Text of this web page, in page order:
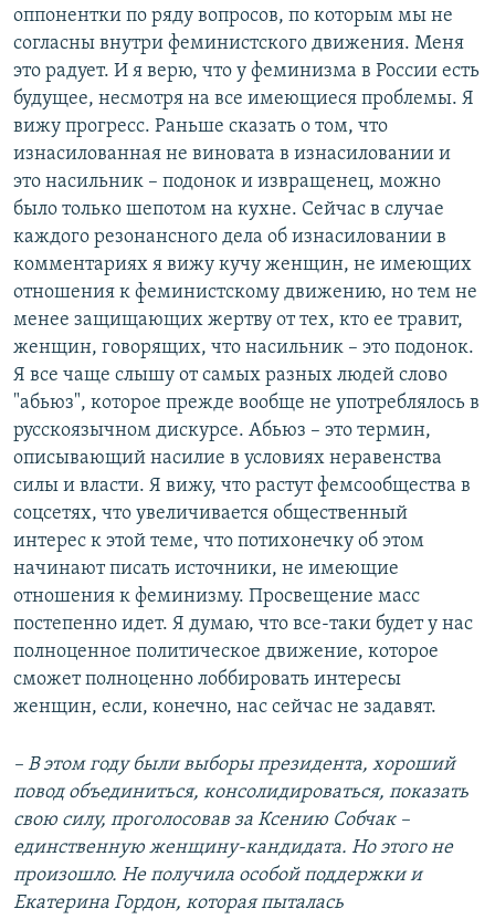
оппонентки по ряду вопросов, по которым мы не
согласны внутри феминистского движения. Меня
это радует. И я верю, что у феминизма в России есть
будущее, несмотря на все имеющиеся проблемы. Я
вижу прогресс. Раньше сказать о том, что
изнасилованная не виновата в изнасиловании и
это насильник – подонок и извращенец, можно
было только шепотом на кухне. Сейчас в случае
каждого резонансного дела об изнасиловании в
комментариях я вижу кучу женщин, не имеющих
отношения к феминистскому движению, но тем не
менее защищающих жертву от тех, кто ее травит,
женщин, говорящих, что насильник – это подонок.
Я все чаще слышу от самых разных людей слово
"абьюз", которое прежде вообще не употреблялось в
русскоязычном дискурсе. Абьюз – это термин,
описывающий насилие в условиях неравенства
силы и власти. Я вижу, что растут фемсообщества в
соцсетях, что увеличивается общественный
интерес к этой теме, что потихонечку об этом
начинают писать источники, не имеющие
отношения к феминизму. Просвещение масс
постепенно идет. Я думаю, что все-таки будет у нас
полноценное политическое движение, которое
сможет полноценно лоббировать интересы
женщин, если, конечно, нас сейчас не задавят.
– В этом году были выборы президента, хороший
повод объединиться, консолидироваться, показать
свою силу, проголосовав за Ксению Собчак –
единственную женщину-кандидата. Но этого не
произошло. Не получила особой поддержки и
Екатерина Гордон, которая пыталась